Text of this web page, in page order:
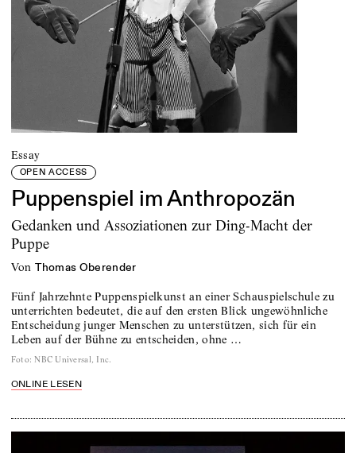
Essay
OPEN ACCESS
Puppenspiel im Anthropozän
Gedanken und Assoziationen zur Ding-Macht der
Puppe
von Thomas Oberender
Fünf Jahrzehnte Puppenspielkunst an einer Schauspielschule zu
unterrichten bedeutet, die auf den ersten Blick ungewöhnliche
Entscheidung junger Menschen zu unterstützen, sich für ein
Leben auf der Bühne zu entscheiden, ohne …
Foto: NBC Universal, Inc.
ONLINE LESEN